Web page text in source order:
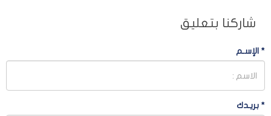
شاركنا بتعليق
* الإسـم
* بريـدك